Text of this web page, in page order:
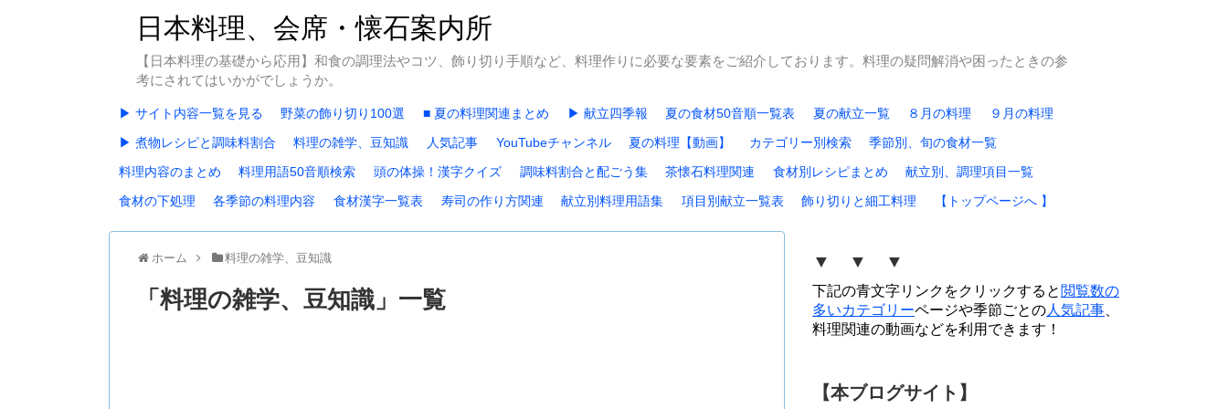
日本料理、会席・懐石案内所
【日本料理の基礎から応用】和食の調理法やコツ、飾り切り手順など、料理作りに必要な要素をご紹介しております。料理の疑問解消や困ったときの参
考にされてはいかがでしょうか。
▶ サイト内容一覧を見る 野菜の飾り切り100選 ■ 夏の料理関連まとめ ▶ 献立四季報 夏の食材50音順一覧表 夏の献立一覧 ８月の料理
９月の料理
▶ 煮物レシピと調味料割合
料理の雑学、豆知識 人気記事 YouTubeチャンネル 夏の料理【動画】 カテゴリー別検索
季節別、旬の食材一覧
料理内容のまとめ
料理用語50音順検索 頭の体操！漢字クイズ 調味料割合と配ごう集 茶懐石料理関連 食材別レシピまとめ
献立別、調理項目一覧
食材の下処理
各季節の料理内容 食材漢字一覧表 寿司の作り方関連 献立別料理用語集 項目別献立一覧表 飾り切りと細工料理 【トップページへ 】
ホーム 料理の雑学、豆知識
「 料理の雑学、豆知識 」 一覧
▼ ▼ ▼
下記の青文字リンクをクリックすると 閲覧数の
多いカテゴリーページや季節ごとの人気記事
料理関連の動画などを利用できます！
【本ブログサイト】